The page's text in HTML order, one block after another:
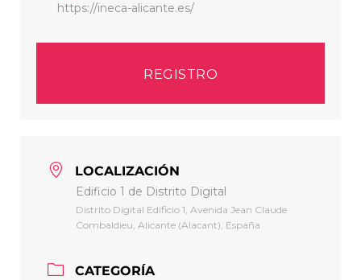
https://ineca-alicante.es/
REGISTRO
LOCALIZACIÓN
Edificio 1 de Distrito Digital
Distrito Digital Edificio 1, Avenida Jean Claude
Combaldieu, Alicante (Alacant), España
CATEGORÍA